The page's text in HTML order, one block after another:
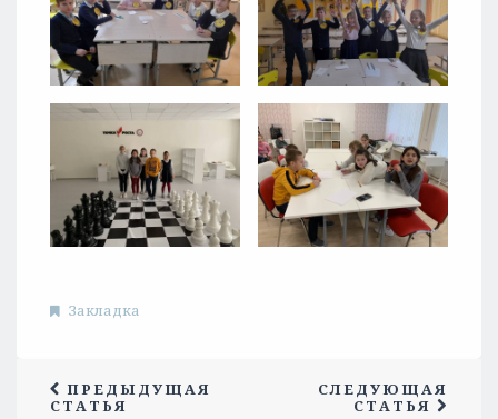
Закладка
ПРЕДЫДУЩАЯ
СТАТЬЯ
СЛЕДУЮЩАЯ
СТАТЬЯ